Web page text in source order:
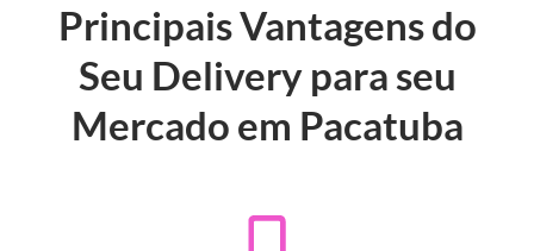
Principais Vantagens do
Seu Delivery para seu
Mercado em Pacatuba